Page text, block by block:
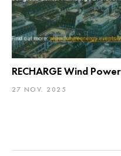
RECHARGE Wind
27 NOV. 2025